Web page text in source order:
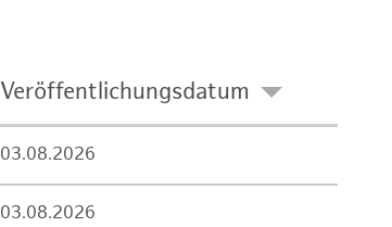
Veröffentlichungsdatum
03.08.2026
03.08.2026